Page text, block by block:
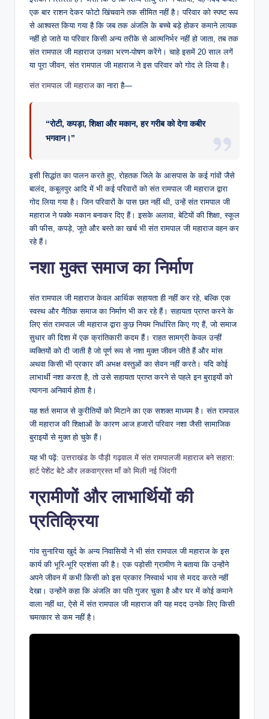
एक बार राशन देकर फोटो खिंचवाने तक सीमित नहीं है। परिवार को स्पष्ट रूप
से आश्वस्त किया गया है कि जब तक अंजलि के बच्चे बड़े होकर कमाने लायक
नहीं हो जाते या परिवार किसी अन्य तरीके से आत्मनिर्भर नहीं हो जाता, तब तक
संत रामपाल जी महाराज उनका भरण-पोषण करेंगे। चाहे इसमें 20 साल लगें
या पूरा जीवन, संत रामपाल जी महाराज ने इस परिवार को गोद ले लिया है।
संत रामपाल जी महाराजका नारा है—
“रोटी, कपड़ा, शिक्षा और मकान, हर गरीब को देगा कबीर
भगवान।”
इसी सिद्धांत का पालन करते हुए, रोहतक जिले के आसपास के कई गांवों जैसे
बालंद, कबूलपुर आदि में भी कई परिवारों को संत रामपाल जी महाराज द्वारा
गोद लिया गया है। जिन परिवारों के पास छत नहीं थी, उन्हें संत रामपाल जी
महाराज ने पक्के मकान बनाकर दिए हैं। इसके अलावा, बेटियों की शिक्षा, स्कूल
की फीस, कपड़े, जूते और बस्ते का खर्च भी संत रामपाल जी महाराज वहन कर
रहे हैं।
नशा मुक्त समाज का निर्माण
संत रामपाल जी महाराज केवल आर्थिक सहायता ही नहीं कर रहे, बल्कि एक
स्वस्थ और नैतिक समाज का निर्माण भी कर रहे हैं। सहायता प्राप्त करने के
लिए संत रामपाल जी महाराज द्वारा कुछ नियम निर्धारित किए गए हैं, जो समाज
सुधार की दिशा में एक क्रांतिकारी कदम हैं। राहत सामग्री केवल उन्हीं
व्यक्तियों को दी जाती है जो पूर्ण रूप से नशा मुक्त जीवन जीते हैं और मांस
अथवा किसी भी प्रकार की अभक्ष वस्तुओं का सेवन नहीं करते। यदि कोई
लाभार्थी नशा करता है, तो उसे सहायता प्राप्त करने से पहले इन बुराइयों को
त्यागना अनिवार्य होता है।
यह शर्त समाज से कुरीतियों को मिटाने का एक सशक्त माध्यम है। संत रामपाल
जी महाराज की शिक्षाओं के कारण आज हजारों परिवार नशा जैसी सामाजिक
बुराइयों से मुक्त हो चुके हैं।
यह भी पढ़ें:उत्तराखंड के पौड़ी गढ़वाल में संत रामपालजी महाराज बने सहारा:
हार्ट पेशेंट बेटे और लकवाग्रस्त माँ को मिली नई जिंदगी
ग्रामीणों और लाभार्थियों की
प्रतिक्रिया
गांव सुनारिया खुर्द के अन्य निवासियों ने भी संत रामपाल जी महाराज के इस
कार्य की भूरि-भूरि प्रशंसा की है। एक पड़ोसी ग्रामीण ने बताया कि उन्होंने
अपने जीवन में कभी किसी को इस प्रकार निस्वार्थ भाव से मदद करते नहीं
देखा। उन्होंने कहा कि अंजलि का पति गुजर चुका है और घर में कोई कमाने
वाला नहीं था, ऐसे में संत रामपाल जी महाराज की यह मदद उनके लिए किसी
चमत्कार से कम नहीं है।